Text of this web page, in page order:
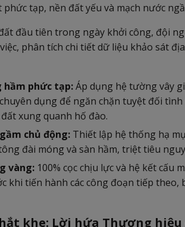
tạp, nền đất yếu và mạch nước
đầu tiên trong ngày khởi công, đội
phân tích chi tiết dữ liệu khảo sát
hầm phức tạp:Áp dụng hệ tường vây
dụng để ngăn chặn tuyệt đối
xung quanh hố đào.
chủ động: Thiết lập hệ thống hạ
đài móng và sàn hầm, triệt tiêu
vàng: 100% cọc chịu lực và hệ kết
khi tiến hành các công đoạn tiếp
khe: Lời hứa Thương